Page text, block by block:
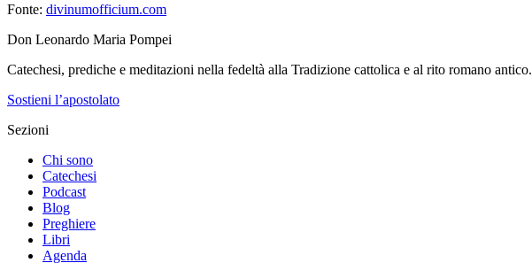
Fonte: divinumofficium.com
Don Leonardo Maria Pompei
Catechesi, prediche e meditazioni nella fedeltà alla Tradizione cattolica e al rito romano antico.
Sostieni l’apostolato
Sezioni
Chi sono
Catechesi
Podcast
Blog
Preghiere
Libri
Agenda